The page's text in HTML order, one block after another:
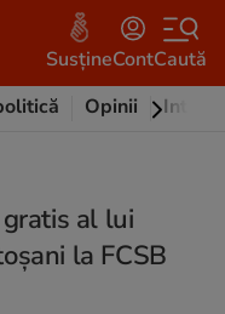
SusțineContCaută
Opinii
al lui
la FCSB